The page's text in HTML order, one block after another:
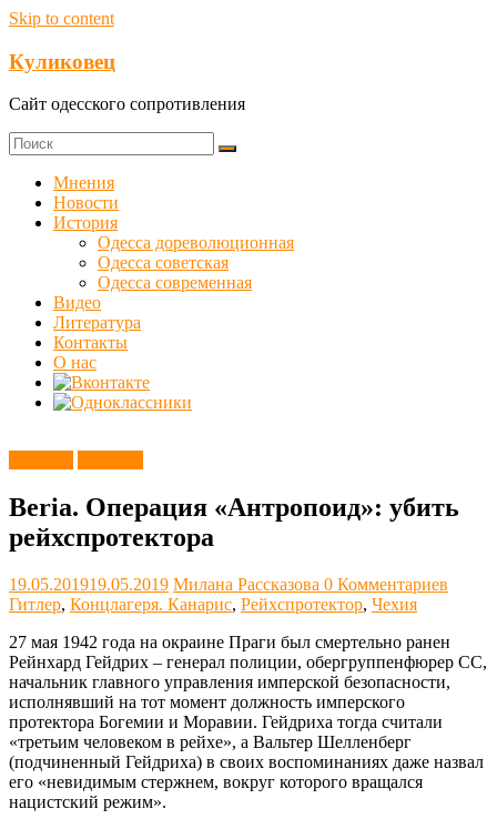
Skip to content
Куликовец
Сайт одесского сопротивления
Мнения
Новости
История
Одесса дореволюционная
Одесса советская
Одесса современная
Видео
Литература
Контакты
О нас
Beria. Операция «Антропоид»: убить
рейхспротектора
19.05.201919.05.2019 Милана Рассказова 0 Комментариев
Гитлер, Концлагеря. Канарис, Рейхспротектор, Чехия
27 мая 1942 года на окраине Праги был смертельно ранен
Рейнхард Гейдрих – генерал полиции, обергруппенфюрер СС,
начальник главного управления имперской безопасности,
исполнявший на тот момент должность имперского
протектора Богемии и Моравии. Гейдриха тогда считали
«третьим человеком в рейхе», а Вальтер Шелленберг
(подчиненный Гейдриха) в своих воспоминаниях даже назвал
его «невидимым стержнем, вокруг которого вращался
нацистский режим».